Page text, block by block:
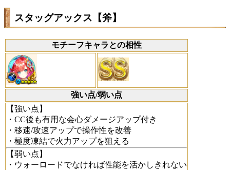
スタッグアックス【斧】
モチーフキャラとの相性
強い点/弱い点
【強い点】
・CC後も有用な会心ダメージアップ付き
・移速/攻速アップで操作性を改善
・極度凍結で火力アップを狙える
【弱い点】
・ウォーロードでなければ性能を活かしきれない